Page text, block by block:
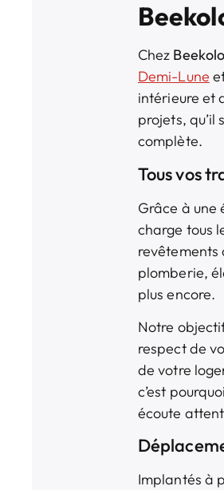
Chez
Demi-Lune
intérieure et
projets, qu’il
complète.
Tous vos
Grâce à une
charge tous
revêtements
plomberie,
plus encore.
Notre
respect de
de votre
c’est
écoute
Implantés à